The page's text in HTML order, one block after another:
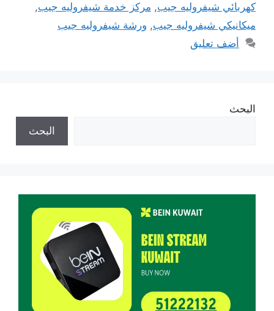
كهربائي شيفروليه جيب, مركز خدمة شيفروليه جيب,
ميكانيكي شيفروليه جيب, ورشة شيفروليه جيب
أضف تعليق
البحث
البحث